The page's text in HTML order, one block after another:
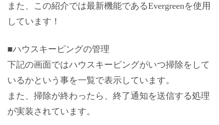
また、この紹介では最新機能であるEvergreenを使用
しています！
■ハウスキーピングの管理
下記の画面ではハウスキーピングがいつ掃除をして
いるかという事を一覧で表示しています。
また、掃除が終わったら、終了通知を送信する処理
が実装されています。